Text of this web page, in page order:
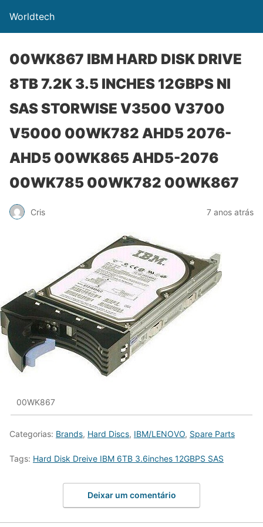
Worldtech
00WK867 IBM HARD DISK DRIVE
8TB 7.2K 3.5 INCHES 12GBPS Nl
SAS STORWISE V3500 V3700
V5000 00WK782 AHD5 2076-
AHD5 00WK865 AHD5-2076
00WK785 00WK782 00WK867
Cris 7 anos atrás
00WK867
Categorias: Brands, Hard Discs, IBM/LENOVO, Spare Parts
Tags: Hard Disk Dreive IBM 6TB 3.6inches 12GBPS SAS
Deixar um comentário